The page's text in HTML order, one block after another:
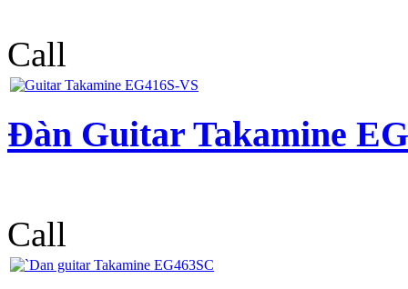
Call
Đàn Guitar Takamine
Call